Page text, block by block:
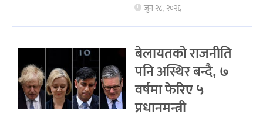
जुन २८, २०२६
बेलायतको राजनीति
पनि अस्थिर बन्दै, ७
वर्षमा फेरिए ५
प्रधानमन्त्री